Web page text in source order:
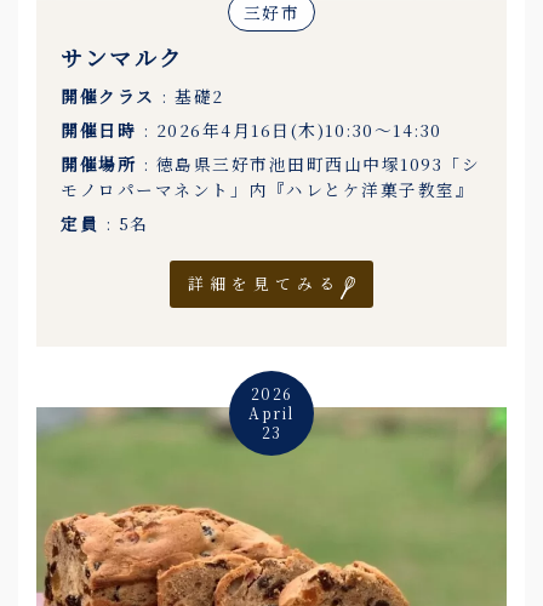
三好市
サンマルク
開催クラス : 基礎2
開催日時 : 2026年4月16日(木)10:30〜14:30
開催場所 : 徳島県三好市池田町西山中塚1093「シ
モノロパーマネント」内『ハレとケ洋菓子教室』
定員 : 5名
詳細を見てみる
2026
April
23